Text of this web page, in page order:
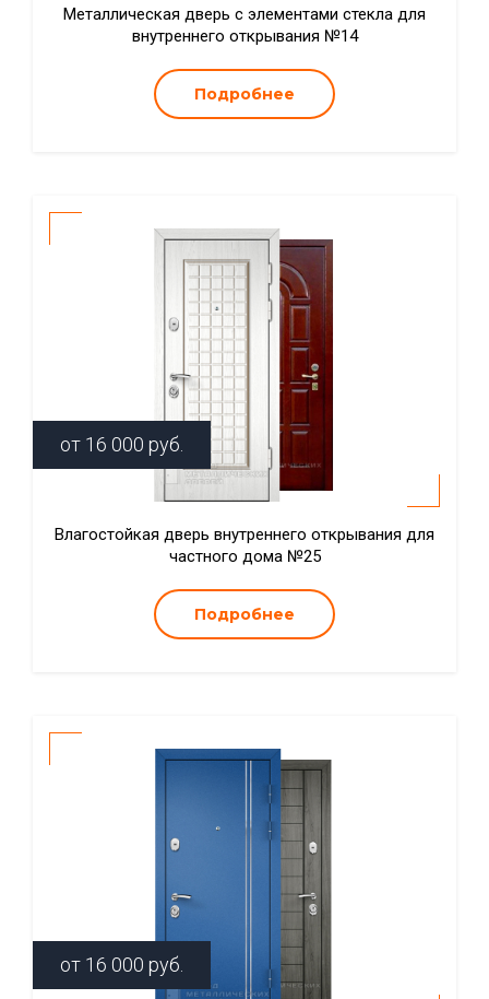
Металлическая дверь с элементами стекла для
внутреннего открывания №14
Подробнее
от 16 000 руб.
Влагостойкая дверь внутреннего открывания для
частного дома №25
Подробнее
от 16 000 руб.